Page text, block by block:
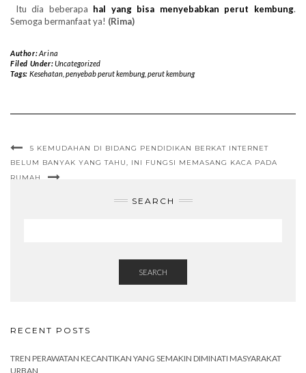
Itu dia beberapa hal yang bisa menyebabkan perut kembung.
Semoga bermanfaat ya! (Rima)
Author:Arina
Filed Under:Uncategorized
Tags: Kesehatan, penyebab perut kembung, perut kembung
5 KEMUDAHAN DI BIDANG PENDIDIKAN BERKAT INTERNET
BELUM BANYAK YANG TAHU, INI FUNGSI MEMASANG KACA PADA
RUMAH
SEARCH
SEARCH
RECENT POSTS
TREN PERAWATAN KECANTIKAN YANG SEMAKIN DIMINATI MASYARAKAT
URBAN